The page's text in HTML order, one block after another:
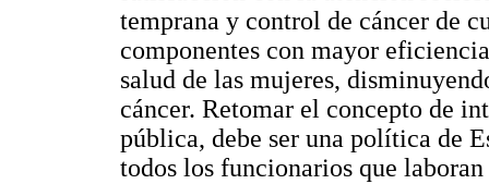
temprana y control de cáncer de
componentes con mayor
salud de las mujeres,
cáncer. Retomar el concepto de
pública, debe ser una política de
todos los funcionarios que